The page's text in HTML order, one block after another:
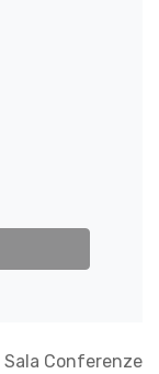
Sala Conferenze